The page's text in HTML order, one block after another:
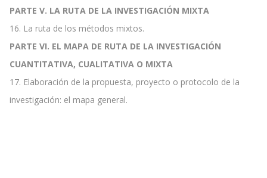
PARTE V. LA RUTA DE LA INVESTIGACIÓN MIXTA
16. La ruta de los métodos mixtos.
PARTE VI. EL MAPA DE RUTA DE LA INVESTIGACIÓN
CUANTITATIVA, CUALITATIVA O MIXTA
17. Elaboración de la propuesta, proyecto o protocolo de la
investigación: el mapa general.